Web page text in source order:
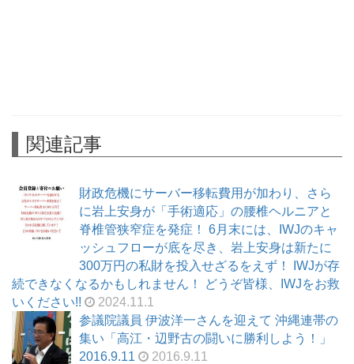
関連記事
財政危機にサーバー移転費用が加わり、さら
に岩上安身が「手術適応」の腰椎ヘルニアと
脊椎管狭窄症を発症！ 6月末には、IWJのキャ
ッシュフローが底を尽き、岩上安身は新たに
300万円の私財を投入せざるをえず！ IWJが存
続できなくなるかもしれません！ どうぞ皆様、IWJをお救
いください!!
2024.11.1
参議院議員 伊波洋一さんを迎えて 沖縄連帯の
集い「高江・辺野古の闘いに勝利しよう！」
2016.9.11
2016.9.11